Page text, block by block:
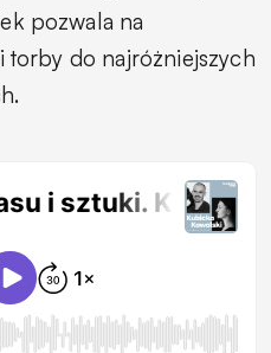
pozwala na
torby do najróżniejszych